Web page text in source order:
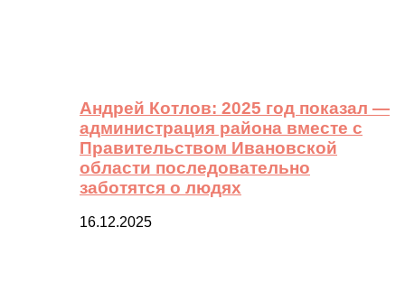
Андрей Котлов: 2025 год показал —
администрация района вместе с
Правительством Ивановской
области последовательно
заботятся о людях
16.12.2025